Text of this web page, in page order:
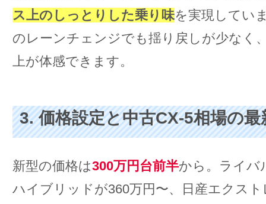
ス上のしっとりした乗り味を実現してい
のレーンチェンジでも揺り戻しが少なく
上が体感できます。
3. 価格設定と中古CX-5相場の
新型の価格は300万円台前半から。ライバ
ハイブリッドが360万円〜、日産エクス